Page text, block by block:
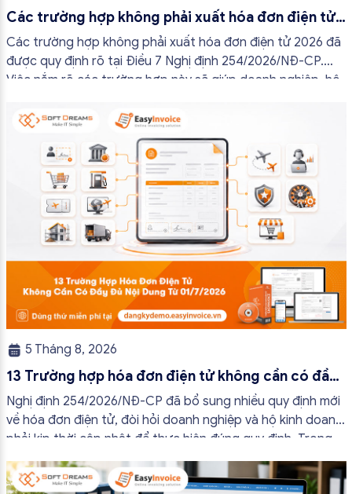
Các trường hợp không phải xuất hóa đơn điện tử
2026
Các trường hợp không phải xuất hóa đơn điện tử 2026 đã
được quy định rõ tại Điều 7 Nghị định 254/2026/NĐ-CP.
Việc nắm rõ các trường hợp này sẽ giúp doanh nghiệp, hộ
tránh lập hóa đơn không cần thiết hoặc áp […]
5 Tháng 8, 2026
13 Trường hợp hóa đơn điện tử không cần có đầy
đủ nội dung từ 01/7/2026
Nghị định 254/2026/NĐ-CP đã bổ sung nhiều quy định mới
về hóa đơn điện tử, đòi hỏi doanh nghiệp và hộ kinh doanh
phải kịp thời cập nhật để thực hiện đúng quy định. Trong
bài viết này, hóa đơn điện tử EasyInvoice sẽ chia sẻ 13
trường hợp hóa đơn điện tử không cần […]